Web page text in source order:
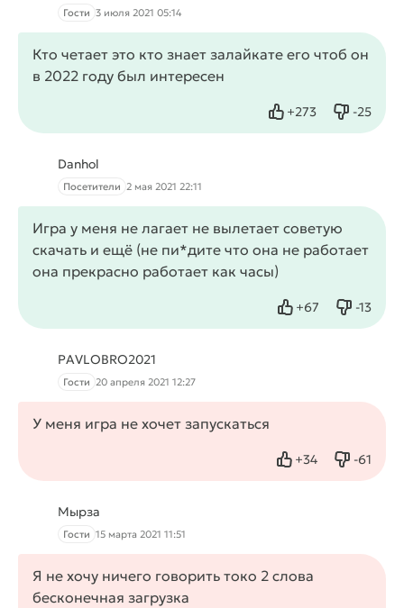
Гости 3 июля 2021 05:14
Кто четает это кто знает залайкате его чтоб он
в 2022 году был интересен
+273
Нравится -25
Не
Danhol
Посетители 2 мая 2021 22:11
Игра у меня не лагает не вылетает советую
скачать и ещё (не пи*дите что она не работает
она прекрасно работает как часы)
+67
Нравится -13
Не
PAVLOBRO2021
Гости 20 апреля 2021 12:27
У меня игра не хочет запускаться
+34
Нравится -61
Не
Мырза
Гости 15 марта 2021 11:51
Я не хочу ничего говорить токо 2 слова
бесконечная загрузка